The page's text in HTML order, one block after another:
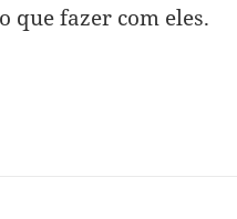
que fazer com eles.